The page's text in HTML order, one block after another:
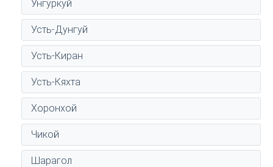
Унгуркуй
Усть-Дунгуй
Усть-Киран
Усть-Кяхта
Хоронхой
Чикой
Шарагол